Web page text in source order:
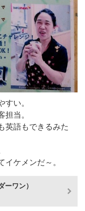
すい。
担当。
英語もできるみた
ケメンだ～。
ワン）